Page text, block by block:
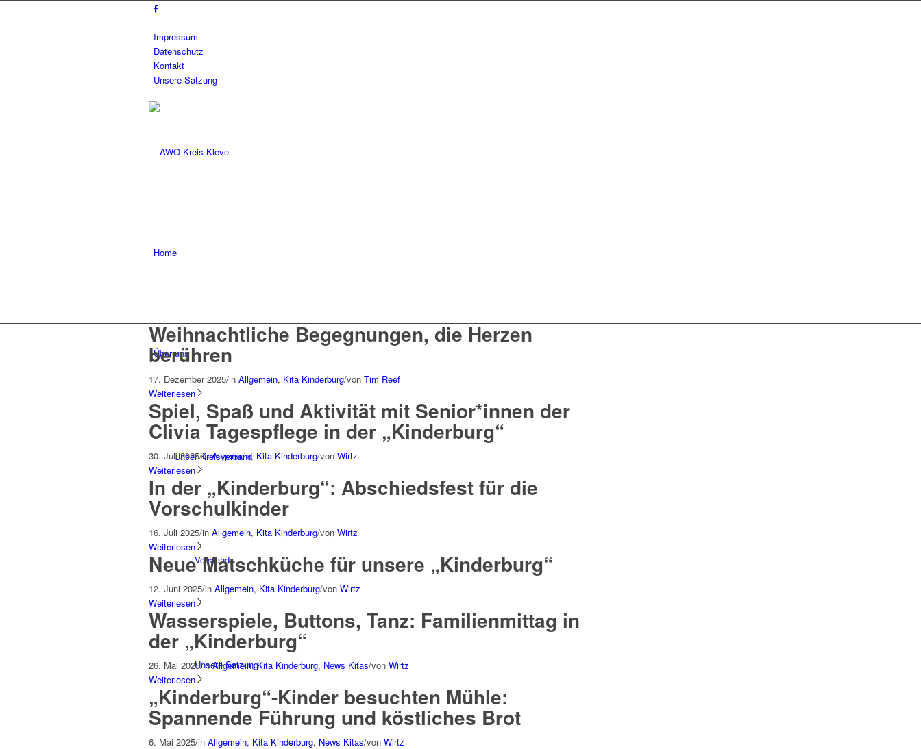
Impressum
Datenschutz
Kontakt
Unsere Satzung
Home
Über uns
Unser Kreisverband
Vorstand
Unsere Satzung
Weihnachtliche Begegnungen, die Herzen
berühren
17. Dezember 2025/in Allgemein, Kita Kinderburg/von Tim Reef
Weiterlesen
Spiel, Spaß und Aktivität mit Senior*innen der
Clivia Tagespflege in der „Kinderburg“
30. Juli 2025/inAllgemein, Kita Kinderburg/von Wirtz
Weiterlesen
In der „Kinderburg“: Abschiedsfest für die
Vorschulkinder
16. Juli 2025/in Allgemein, Kita Kinderburg/von Wirtz
Weiterlesen
Neue Matschküche für unsere „Kinderburg“
12. Juni 2025/in Allgemein, Kita Kinderburg/von Wirtz
Weiterlesen
Wasserspiele, Buttons, Tanz: Familienmittag in
der „Kinderburg“
26. Mai 2025/inAllgemein,Kita Kinderburg, News Kitas/von Wirtz
Weiterlesen
„Kinderburg“-Kinder besuchten Mühle:
Spannende Führung und köstliches Brot
6. Mai 2025/in Allgemein, Kita Kinderburg, News Kitas/von Wirtz